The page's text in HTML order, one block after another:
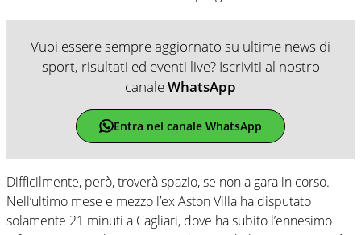
Vuoi essere sempre aggiornato su ultime news di
sport, risultati ed eventi live? Iscriviti al nostro
canaleWhatsApp
Entra nel canale WhatsApp
Difficilmente, però, troverà spazio, se non a gara in corso.
Nell’ultimo mese e mezzo l’ex Aston Villa ha disputato
solamente 21 minuti a Cagliari, dove ha subito l’ennesimo